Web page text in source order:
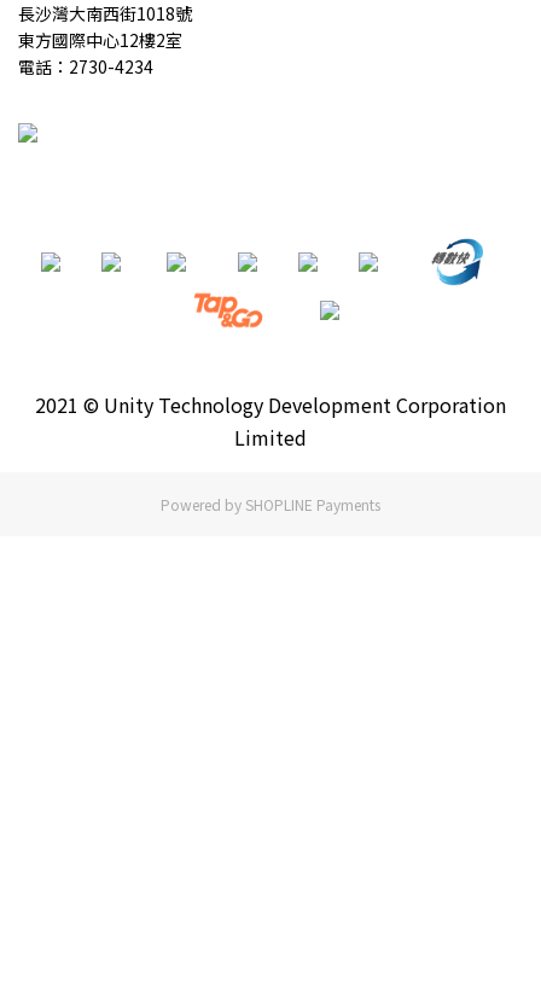
長沙灣大南西街1018號
東方國際中心12樓2室
電話：2730-4234
2021 © Unity Technology Development Corporation
Limited
Powered by SHOPLINE Payments